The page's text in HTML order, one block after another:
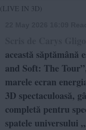
(LIVE IN 3D)
această
and Soft: The
marele ecran
3D spectaculoasă,
completă pentru
spatele universului